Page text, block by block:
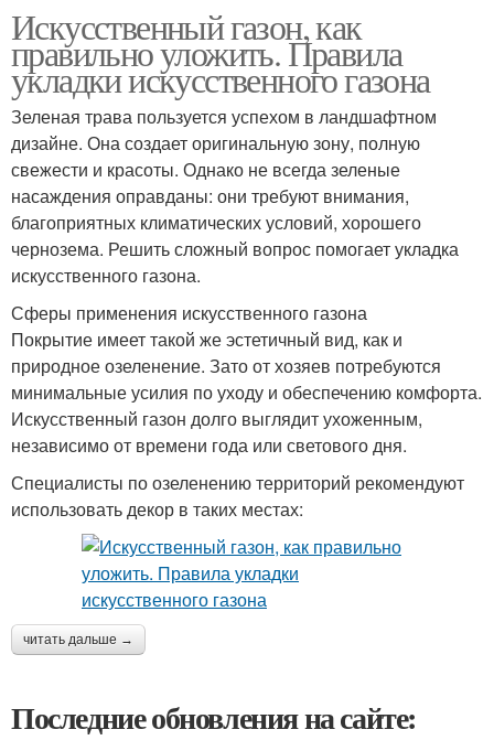
Искусственный газон, как
правильно уложить. Правила
укладки искусственного газона
Зеленая трава пользуется успехом в ландшафтном
дизайне. Она создает оригинальную зону, полную
свежести и красоты. Однако не всегда зеленые
насаждения оправданы: они требуют внимания,
благоприятных климатических условий, хорошего
чернозема. Решить сложный вопрос помогает укладка
искусственного газона.
Сферы применения искусственного газона
Покрытие имеет такой же эстетичный вид, как и
природное озеленение. Зато от хозяев потребуются
минимальные усилия по уходу и обеспечению комфорта.
Искусственный газон долго выглядит ухоженным,
независимо от времени года или светового дня.
Специалисты по озеленению территорий рекомендуют
использовать декор в таких местах:
читать дальше →
Последние обновления на сайте: